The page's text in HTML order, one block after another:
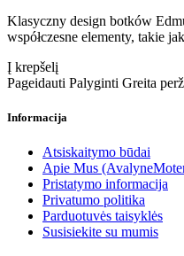
Klasyczny design botków
współczesne elementy, takie
Į krepšelį
Pageidauti Palyginti Greita
Informacija
Atsiskaitymo būdai
Apie Mus
Pristatymo informacija
Privatumo politika
Parduotuvės taisyklės
Susisiekite su mumis